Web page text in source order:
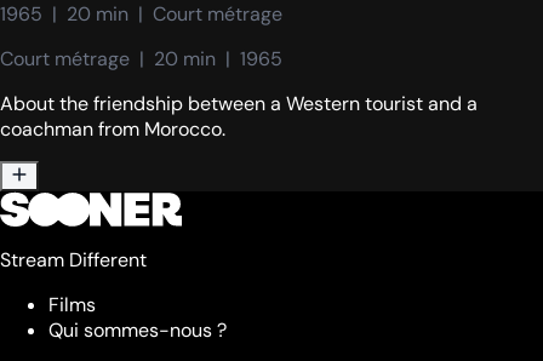
1965  |  20 min  |  Court métrage
Court métrage  |  20 min  |  1965
About the friendship between a Western tourist and a
coachman from Morocco.
Stream Different
Films
Qui sommes-nous ?